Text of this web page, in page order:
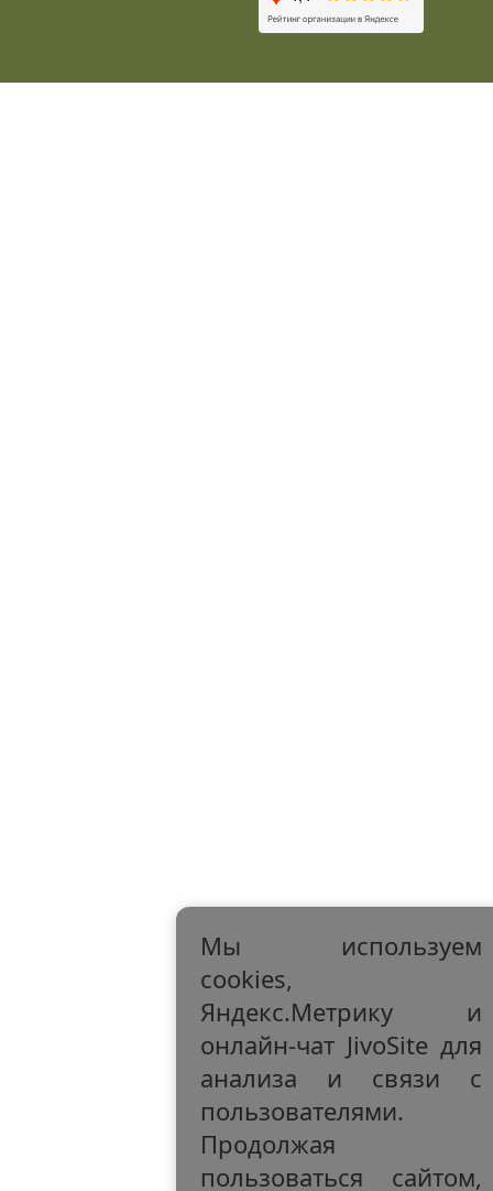
Мы используем
cookies,
Яндекс.Метрику и
онлайн-чат JivoSite для
анализа и связи с
пользователями.
Продолжая
пользоваться сайтом,